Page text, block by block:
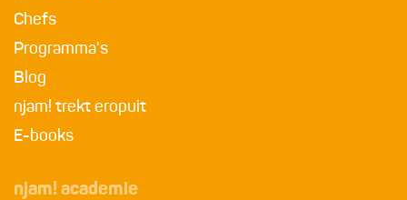
Chefs
Programma's
Blog
njam! trekt eropuit
E-books
njam! academie